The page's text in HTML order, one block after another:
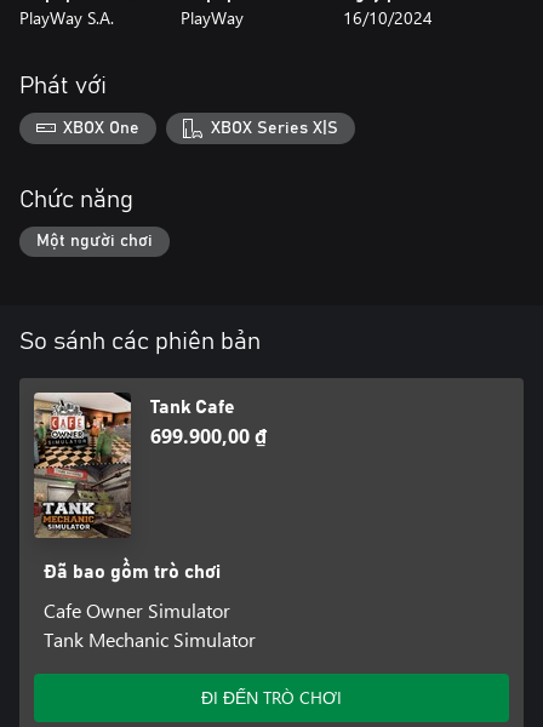
PlayWay S.A. PlayWay 16/10/2024
Phát với
XBOX One XBOX Series X|S
Chức năng
Một người chơi
So sánh các phiên bản
Tank Cafe
699.900,00 ₫
Đã bao gồm trò chơi
Cafe Owner Simulator
Tank Mechanic Simulator
ĐI ĐẾN TRÒ CHƠI